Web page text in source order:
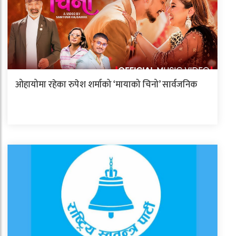
ओहायोमा रहेका रुपेश शर्माको ‘मायाको चिनो’ सार्वजनिक